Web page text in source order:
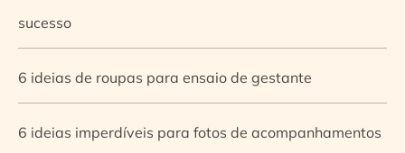
sucesso
6 ideias de roupas para ensaio de gestante
6 ideias imperdíveis para fotos de acompanhamentos